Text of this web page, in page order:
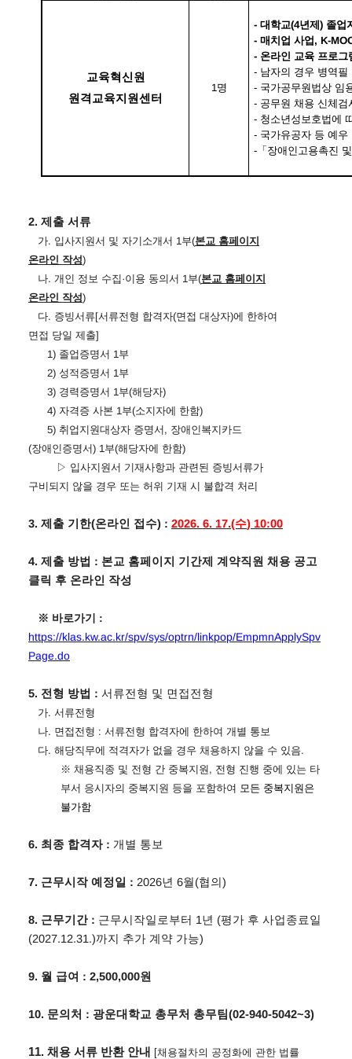
교육혁신원
원격교육지원센터
1명
- 대학교(4년제) 졸업
- 매치업 사업, K-
- 온라인 교육 프로
- 남자의 경우 병역필
- 국가공무원법상 임
- 공무원 채용 신체
- 청소년성보호법에
- 국가유공자 등 예
-「장애인고용촉진
2.제출 서류
가. 입사지원서 및 자기소개서 1 부(본교 홈페이지
온라인 작성)
나. 개인 정보 수집·이용 동의서 1 부(본교 홈페이지
온라인 작성)
다. 증빙서류[서류전형 합격자(면접 대상자)에 한하여
면접 당일 제출]
1) 졸업증명서 1 부
2) 성적증명서 1 부
3) 경력증명서 1 부(해당자)
4) 자격증 사본 1 부(소지자에 한함)
5) 취업지원대상자 증명서, 장애인복지카드
(장애인증명서) 1 부(해당자에 한함)
▷ 입사지원서 기재사항과 관련된 증빙서류가
구비되지 않을 경우 또는 허위 기재 시 불합격 처리
3.제출 기한(온라인 접수) :2026. 6. 17.(수) 10:00
4.제출 방법 : 본교 홈페이지 기간제 계약직원 채용 공고
클릭 후 온라인 작성
※ 바로가기 :
https://klas.kw.ac.kr/spv/sys/optrn/linkpop/EmpmnApplySpv
Page.do
5. 전형 방법 : 서류전형 및 면접전형
가.서류전형
나. 면접전형 :서류전형 합격자에 한하여 개별 통보
다.해당직무에 적격자가 없을 경우 채용하지 않을 수 있음.
※ 채용직종 및 전형 간 중복지원, 전형 진행 중에 있는 타
부서 응시자의 중복지원 등을 포함하여 모든 중복지원은
불가함
6. 최종 합격자 : 개별 통보
7. 근무시작 예정일 : 2026년 6월 (협의)
8. 근무기간 : 근무시작일로부터 1 년 (평가 후 사업종료일
(2027.12.31.)까지 추가 계약 가능)
9. 월 급여 : 2,500,000원
10. 문의처 : 광운대학교 총무처 총무팀(02-940-5042~3)
11. 채용 서류 반환 안내 [채용절차의 공정화에 관한 법률